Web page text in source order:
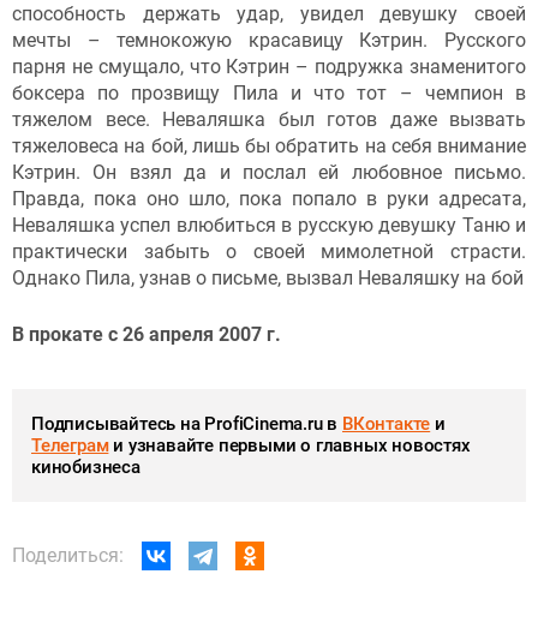
способность держать удар, увидел девушку своей
мечты – темнокожую красавицу Кэтрин. Русского
парня не смущало, что Кэтрин – подружка знаменитого
боксера по прозвищу Пила и что тот – чемпион в
тяжелом весе. Неваляшка был готов даже вызвать
тяжеловеса на бой, лишь бы обратить на себя внимание
Кэтрин. Он взял да и послал ей любовное письмо.
Правда, пока оно шло, пока попало в руки адресата,
Неваляшка успел влюбиться в русскую девушку Таню и
практически забыть о своей мимолетной страсти.
Однако Пила, узнав о письме, вызвал Неваляшку на бой
В прокате с 26 апреля 2007 г.
Подписывайтесь на ProfiCinema.ru в ВКонтакте и
Телеграми узнавайте первыми о главных новостях
кинобизнеса
Поделиться: